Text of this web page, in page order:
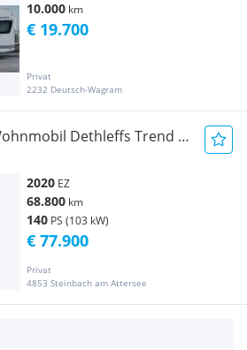
10.000 km
Privat
2232 Deutsch-Wagram
€ 19.700
Dethleffs Trend I
2020 EZ
68.800 km
140 PS (103 kW)
Privat
4853 Steinbach am Attersee
€ 77.900